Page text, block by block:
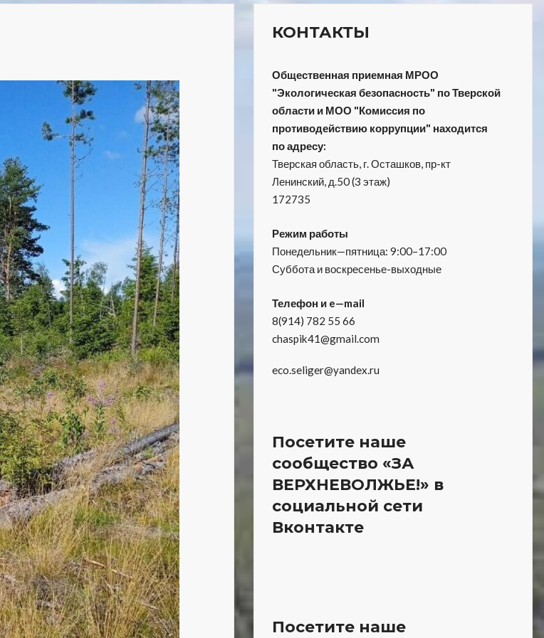
КОНТАКТЫ
Общественная приемная МРОО
"Экологическая безопасность" по Тверской
области и МОО "Комиссия по
противодействию коррупции" находится
по адресу:
Тверская область, г. Осташков, пр-кт
Ленинский, д.50 (3 этаж)
172735
Режим работы
Понедельник—пятница: 9:00–17:00
Суббота и воскресенье-выходные
Телефон и e—mail
8(914) 782 55 66
chaspik41@gmail.com
eco.seliger@yandex.ru
Посетите наше
сообщество «ЗА
ВЕРХНЕВОЛЖЬЕ!» в
социальной сети
Вконтакте
Посетите наше